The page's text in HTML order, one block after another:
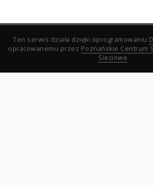
Ten serwis działa dzięki oprogramowaniu
opracowanemu przez Poznańskie Centrum
Sieciowe